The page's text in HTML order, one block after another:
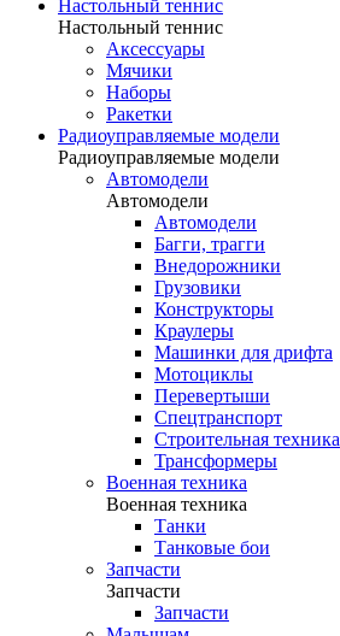
Настольный теннис
Настольный теннис
Аксессуары
Мячики
Наборы
Ракетки
Радиоуправляемые модели
Радиоуправляемые модели
Автомодели
Автомодели
Автомодели
Багги, трагги
Внедорожники
Грузовики
Конструкторы
Краулеры
Машинки для дрифта
Мотоциклы
Перевертыши
Спецтранспорт
Строительная техника
Трансформеры
Военная техника
Военная техника
Танки
Танковые бои
Запчасти
Запчасти
Запчасти